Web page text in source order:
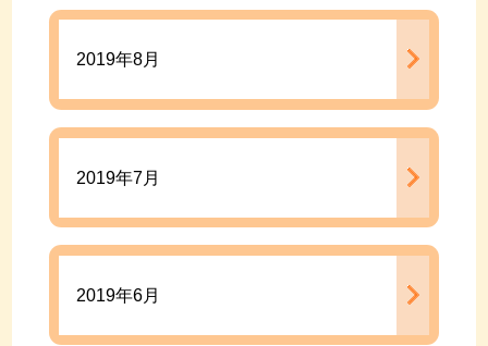
2019年8月
2019年7月
2019年6月